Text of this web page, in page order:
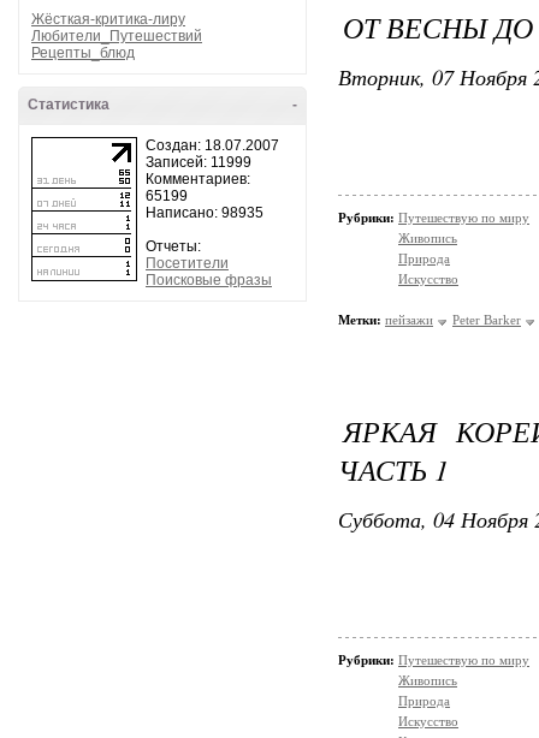
Жёсткая-критика-лиру
Любители_Путешествий
Рецепты_блюд
-
Статистика
Создан: 18.07.2007
Записей: 11999
Комментариев:
65199
Написано: 98935
Отчеты:
Посетители
Поисковые фразы
ОТ ВЕСНЫ ДО
Вторник, 07 Ноября
Рубрики: Путешествую по миру
Живопись
Природа
Искусство
Метки: пейзажи Peter Barker
ЯРКАЯ
ЧАСТЬ 1
Суббота, 04 Ноября
Рубрики: Путешествую по миру
Живопись
Природа
Искусство